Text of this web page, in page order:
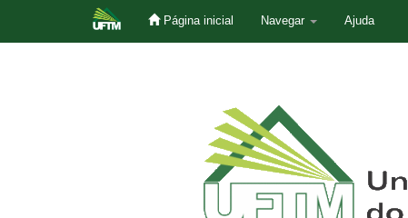
Página inicial Navegar Ajuda